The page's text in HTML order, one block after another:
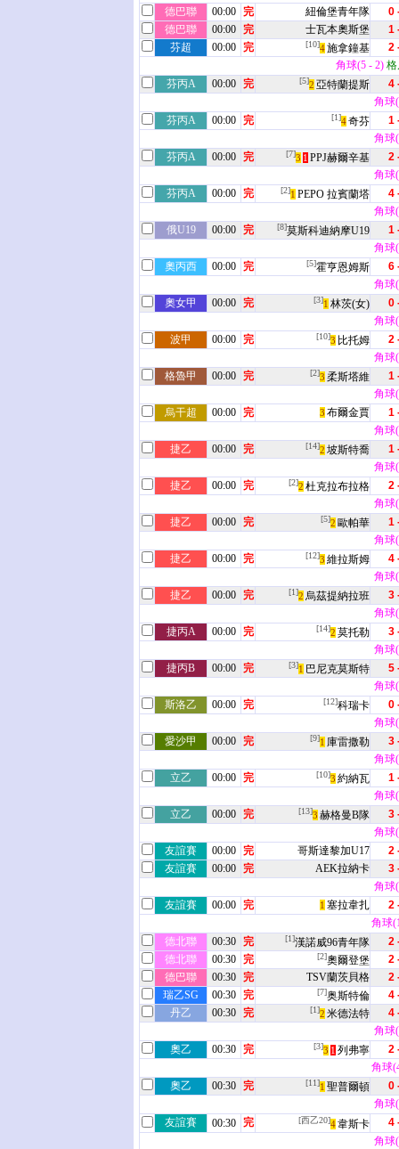
德巴聯
00:00 完 紐倫堡青年隊
0
德巴聯
00:00 完 士瓦本奧斯堡
1
芬超
00:00 完 [10]4施拿鐘基
2
角球(5 - 2)
芬丙A
00:00 完 [5]2 亞特蘭提斯
4
角球
芬丙A
00:00 完 [1]4奇芬
1
角球
芬丙A
00:00 完 [7]3 1 PPJ赫爾辛基
2
角球
芬丙A
00:00 完 [2]1 PEPO 拉賓蘭塔
4
角球
俄U19
00:00 完 [8]莫斯科迪納摩U19
1
角球
奧丙西
00:00 完 [5]霍亨恩姆斯
6
角球
奧女甲
00:00 完 [3]1 林茨(女)
0
角球
波甲
00:00 完 [10]3 比托姆
2
角球
格魯甲
00:00 完 [2]3 柔斯塔維
1
角球
烏干超
00:00 完 3 布爾金賈
1
角球
捷乙
00:00 完 [14]2 坡斯特喬
1
角球
捷乙
00:00 完 [2]2 杜克拉布拉格
2
角球
捷乙
00:00 完 [5]2 歐帕華
1
角球
捷乙
00:00 完 [12]3 維拉斯姆
4
角球
捷乙
00:00 完 [1]2 烏茲提納拉班
3
角球
捷丙A
00:00 完 [14]2 莫托勒
3
角球
捷丙B
00:00 完 [3]1 巴尼克莫斯特
5
角球
斯洛乙
00:00 完 [12]科瑞卡
0
角球
愛沙甲
00:00 完 [9]1 庫雷撒勒
3
角球
立乙
00:00 完 [10]3 約納瓦
1
角球
立乙
00:00 完 [13]3 赫格曼B隊
3
角球
友誼賽
00:00 完 哥斯達黎加U17
2
友誼賽
00:00 完 AEK拉納卡
3
角球
友誼賽
00:00 完 1 塞拉韋扎
2
角球
德北聯
00:30 完 [1]漢諾威96青年隊
2
德北聯
00:30 完 [2]奧爾登堡
2
德巴聯
00:30 完 TSV蘭茨貝格
2
瑞乙SG
00:30 完 [7]奥斯特倫
4
丹乙
00:30 完 [1]2 米德法特
4
角球
奧乙
00:30 完 [3]3 1 列弗寧
2
角球
奧乙
00:30 完 [11]1 聖普爾頓
0
角球
友誼賽
00:30 完 [西乙20]4韋斯卡
4
角球